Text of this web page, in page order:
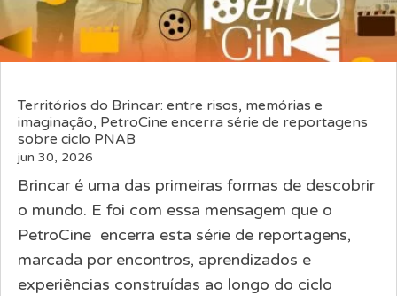
Territórios do Brincar: entre risos, memórias e
imaginação, PetroCine encerra série de reportagens
sobre ciclo PNAB
jun 30, 2026
Brincar é uma das primeiras formas de descobrir
o mundo. E foi com essa mensagem que o
PetroCine encerra esta série de reportagens,
marcada por encontros, aprendizados e
experiências construídas ao longo do ciclo